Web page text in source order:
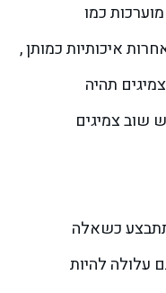
כמו
איכותיות כמותן ,
תהיה
שוב צמיגים
כשאלה
עלולה להיות